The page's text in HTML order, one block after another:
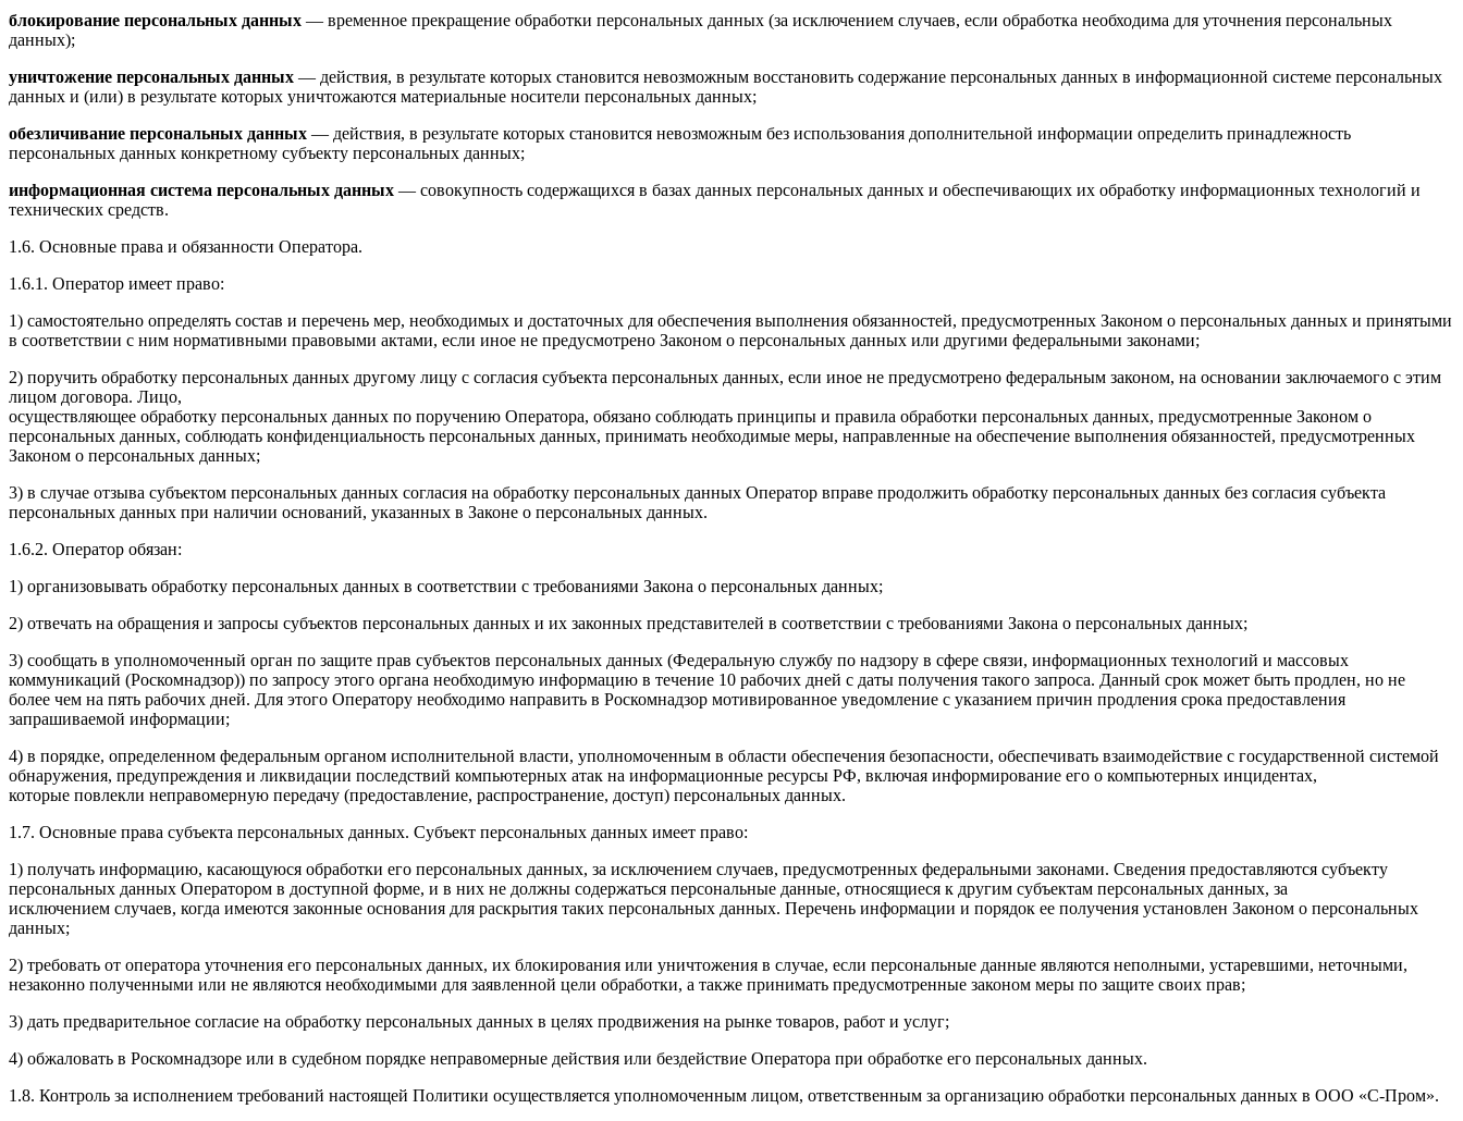
блокирование персональных данных — временное прекращение обработки персональных данных (за исключением случаев, если обработка необходима для уточнения персональных
данных);
уничтожение персональных данных — действия, в результате которых становится невозможным восстановить содержание персональных данных в информационной системе персональных
данных и (или) в результате которых уничтожаются материальные носители персональных данных;
обезличивание персональных данных — действия, в результате которых становится невозможным без использования дополнительной информации определить принадлежность
персональных данных конкретному субъекту персональных данных;
информационная система персональных данных — совокупность содержащихся в базах данных персональных данных и обеспечивающих их обработку информационных технологий и
технических средств.
1.6. Основные права и обязанности Оператора.
1.6.1. Оператор имеет право:
1) самостоятельно определять состав и перечень мер, необходимых и достаточных для обеспечения выполнения обязанностей, предусмотренных Законом о персональных данных и принятыми
в соответствии с ним нормативными правовыми актами, если иное не предусмотрено Законом о персональных данных или другими федеральными законами;
2) поручить обработку персональных данных другому лицу с согласия субъекта персональных данных, если иное не предусмотрено федеральным законом, на основании заключаемого с этим
лицом договора. Лицо,
осуществляющее обработку персональных данных по поручению Оператора, обязано соблюдать принципы и правила обработки персональных данных, предусмотренные Законом о
персональных данных, соблюдать конфиденциальность персональных данных, принимать необходимые меры, направленные на обеспечение выполнения обязанностей, предусмотренных
Законом о персональных данных;
3) в случае отзыва субъектом персональных данных согласия на обработку персональных данных Оператор вправе продолжить обработку персональных данных без согласия субъекта
персональных данных при наличии оснований, указанных в Законе о персональных данных.
1.6.2. Оператор обязан:
1) организовывать обработку персональных данных в соответствии с требованиями Закона о персональных данных;
2) отвечать на обращения и запросы субъектов персональных данных и их законных представителей в соответствии с требованиями Закона о персональных данных;
3) сообщать в уполномоченный орган по защите прав субъектов персональных данных (Федеральную службу по надзору в сфере связи, информационных технологий и массовых
коммуникаций (Роскомнадзор)) по запросу этого органа необходимую информацию в течение 10 рабочих дней с даты получения такого запроса. Данный срок может быть продлен, но не
более чем на пять рабочих дней. Для этого Оператору необходимо направить в Роскомнадзор мотивированное уведомление с указанием причин продления срока предоставления
запрашиваемой информации;
4) в порядке, определенном федеральным органом исполнительной власти, уполномоченным в области обеспечения безопасности, обеспечивать взаимодействие с государственной системой
обнаружения, предупреждения и ликвидации последствий компьютерных атак на информационные ресурсы РФ, включая информирование его о компьютерных инцидентах,
которые повлекли неправомерную передачу (предоставление, распространение, доступ) персональных данных.
1.7. Основные права субъекта персональных данных. Субъект персональных данных имеет право:
1) получать информацию, касающуюся обработки его персональных данных, за исключением случаев, предусмотренных федеральными законами. Сведения предоставляются субъекту
персональных данных Оператором в доступной форме, и в них не должны содержаться персональные данные, относящиеся к другим субъектам персональных данных, за
исключением случаев, когда имеются законные основания для раскрытия таких персональных данных. Перечень информации и порядок ее получения установлен Законом о персональных
данных;
2) требовать от оператора уточнения его персональных данных, их блокирования или уничтожения в случае, если персональные данные являются неполными, устаревшими, неточными,
незаконно полученными или не являются необходимыми для заявленной цели обработки, а также принимать предусмотренные законом меры по защите своих прав;
3) дать предварительное согласие на обработку персональных данных в целях продвижения на рынке товаров, работ и услуг;
4) обжаловать в Роскомнадзоре или в судебном порядке неправомерные действия или бездействие Оператора при обработке его персональных данных.
1.8. Контроль за исполнением требований настоящей Политики осуществляется уполномоченным лицом, ответственным за организацию обработки персональных данных в ООО «С-Пром».